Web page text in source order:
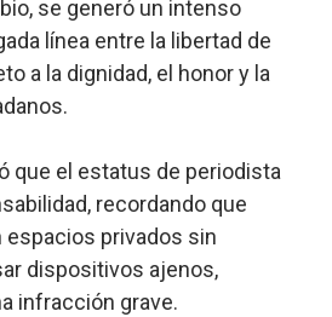
se generó un intenso
línea entre la libertad de
a la dignidad, el honor y la
que el estatus de periodista
recordando que
espacios privados sin
dispositivos ajenos,
infracción grave.